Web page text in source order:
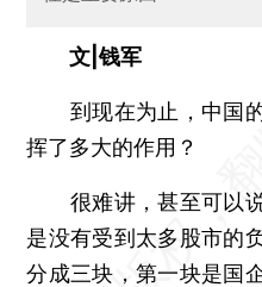
文|钱军
到现在为止，中国的
挥了多大的作用？
很难讲，甚至可以说
是没有受到太多股市的
分成三块，第一块是国